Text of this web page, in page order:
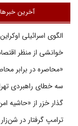
آخرین خبرها
الگوی اسرائیلی
خوانشی از منظر
«محاصره در برابر
سه خطای راهبردی
گذار خزر از «حاشیه
ترامپ گرفتار در